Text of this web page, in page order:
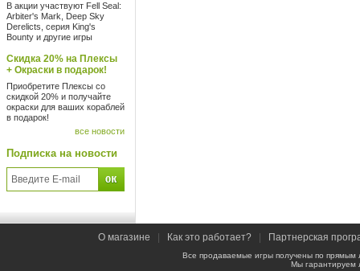
В акции участвуют Fell Seal:
Arbiter's Mark, Deep Sky
Derelicts, серия King's
Bounty и другие игры
Скидка 20% на Плексы
+ Окраски в подарок!
Приобретите Плексы со
скидкой 20% и получайте
окраски для ваших кораблей
в подарок!
все новости
Подписка на новости
О магазине Как это работает? Партнерская
Все продаваемые игры получены по
Мы гарантируем